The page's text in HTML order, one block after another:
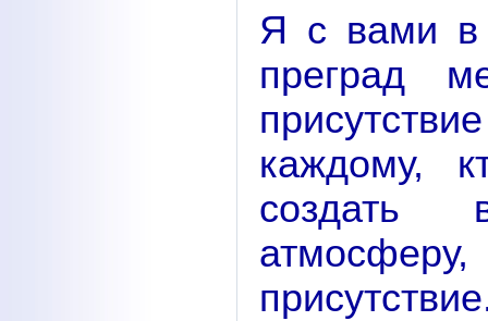
Я с вами в
преград
каждому,
создать